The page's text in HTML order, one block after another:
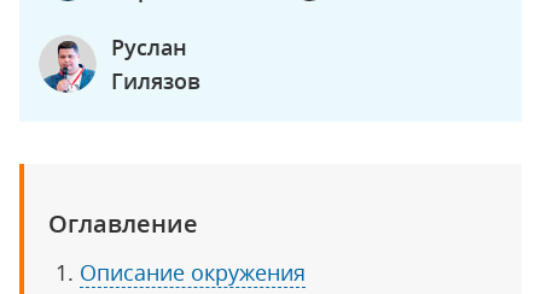
Руслан
Гилязов
Оглавление
Описание окружения